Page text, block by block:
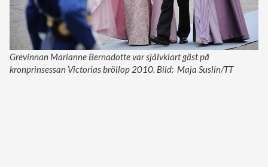
Grevinnan Marianne Bernadotte var självklart gäst på
kronprinsessan Victorias bröllop 2010. Bild: Maja Suslin/TT